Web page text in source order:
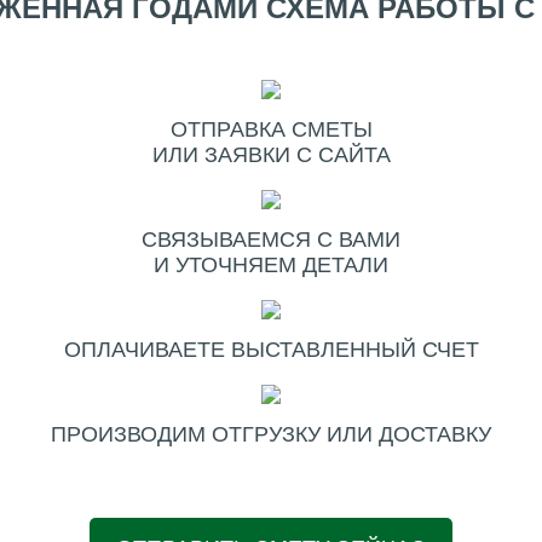
ГОДАМИ СХЕМА РАБОТЫ
ОТПРАВКА СМЕТЫ
ИЛИ ЗАЯВКИ С САЙТА
СВЯЗЫВАЕМСЯ С ВАМИ
И УТОЧНЯЕМ ДЕТАЛИ
ОПЛАЧИВАЕТЕ ВЫСТАВЛЕННЫЙ СЧЕТ
ПРОИЗВОДИМ ОТГРУЗКУ ИЛИ ДОСТАВКУ